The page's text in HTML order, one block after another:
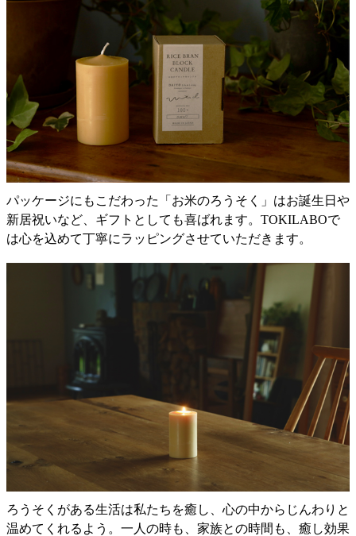
パッケージにもこだわった「お米のろうそく」はお誕生日や
新居祝いなど、ギフトとしても喜ばれます。TOKILABOで
は心を込めて丁寧にラッピングさせていただきます。
ろうそくがある生活は私たちを癒し、心の中からじんわりと
温めてくれるよう。一人の時も、家族との時間も、癒し効果